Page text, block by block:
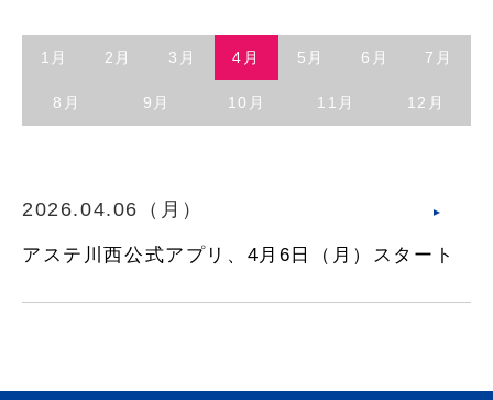
1月 2月 3月 4月 5月 6月 7月
8月 9月 10月 11月 12月
2026.04.06（月）
アステ川西公式アプリ、4月6日（月）スタート